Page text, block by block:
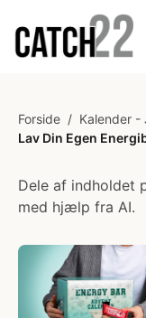
Forside / Kalender -
Lav Din Egen
Dele af indholdet
med hjælp fra AI.